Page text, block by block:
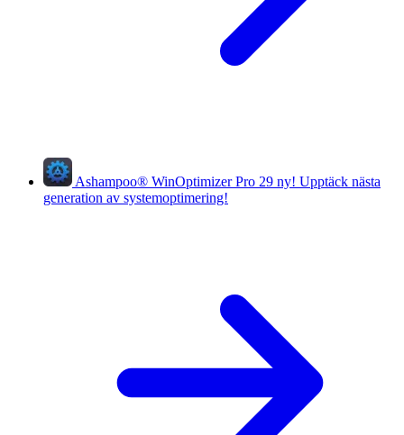
Ashampoo® WinOptimizer Pro 29 ny! Upptäck nästa
generation av systemoptimering!